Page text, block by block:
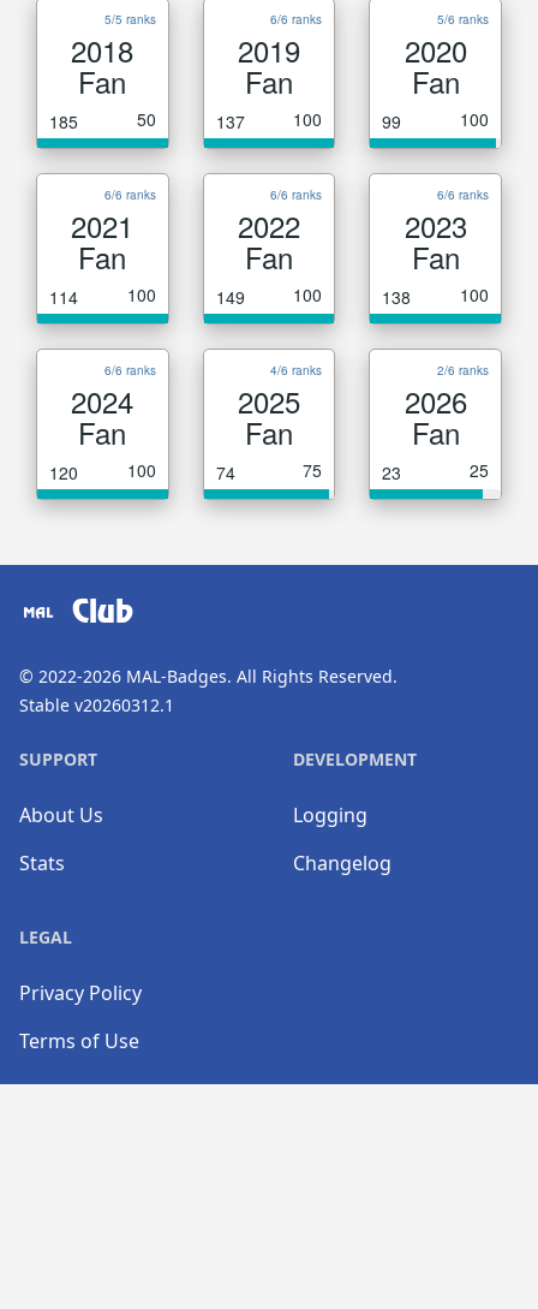
5/5 ranks
2018
Fan
185 50
6/6 ranks
2019
Fan
137 100
5/6 ranks
2020
Fan
99 100
6/6 ranks
2021
Fan
114 100
6/6 ranks
2022
Fan
149 100
6/6 ranks
2023
Fan
138 100
6/6 ranks
2024
Fan
120 100
4/6 ranks
2025
Fan
74 75
2/6 ranks
2026
Fan
23 25
Club
© 2022-2026 MAL-Badges. All Rights Reserved.
Stable v20260312.1
SUPPORT
About Us
Stats
DEVELOPMENT
Logging
Changelog
LEGAL
Privacy Policy
Terms of Use